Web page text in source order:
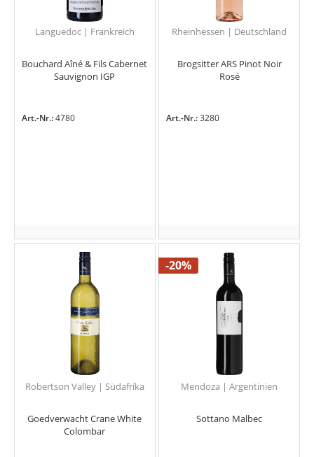
Languedoc | Frankreich
Bouchard Aîné & Fils Cabernet
Sauvignon IGP
Art.-Nr.:4780
Rheinhessen | Deutschland
Brogsitter ARS Pinot Noir
Rosé
Art.-Nr.:3280
Robertson Valley | Südafrika
Goedverwacht Crane White
Colombar
-20%
Mendoza | Argentinien
Sottano Malbec